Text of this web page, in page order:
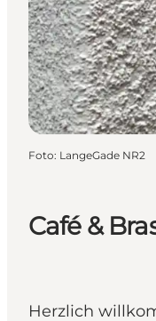
Café &
Herzlich
Foto: LangeGade NR2